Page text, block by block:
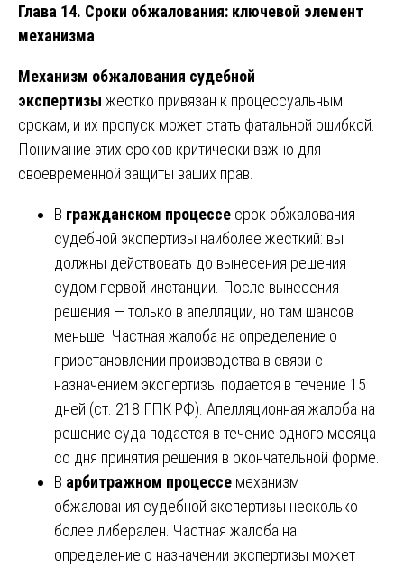
Глава 14. Сроки обжалования: ключевой элемент
механизма
Механизм обжалования судебной
экспертизы жестко привязан к процессуальным
срокам, и их пропуск может стать фатальной ошибкой.
Понимание этих сроков критически важно для
своевременной защиты ваших прав.
В гражданском процессе срок обжалования
судебной экспертизы наиболее жесткий: вы
должны действовать до вынесения решения
судом первой инстанции. После вынесения
решения — только в апелляции, но там шансов
меньше. Частная жалоба на определение о
приостановлении производства в связи с
назначением экспертизы подается в течение 15
дней (ст. 218 ГПК РФ). Апелляционная жалоба на
решение суда подается в течение одного месяца
со дня принятия решения в окончательной форме.
В арбитражном процессе механизм
обжалования судебной экспертизы несколько
более либерален. Частная жалоба на
определение о назначении экспертизы может